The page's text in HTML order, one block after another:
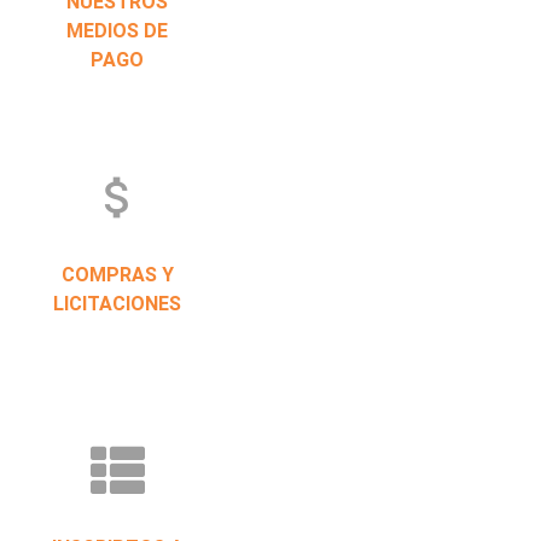
MEDIOS DE
PAGO
attach_money
COMPRAS Y
LICITACIONES